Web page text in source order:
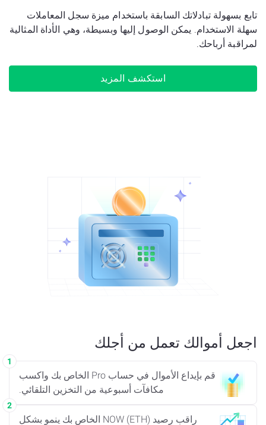
تابع بسهولة تبادلاتك السابقة باستخدام ميزة سجل المعاملات
سهلة الاستخدام. يمكن الوصول إليها وبسيطة، وهي الأداة المثالية
لمراقبة أرباحك.
استكشف المزيد
اجعل أموالك تعمل من أجلك
1
قم بإيداع الأموال في حساب Pro الخاص بك واكسب
مكافآت أسبوعية من التخزين التلقائي.
2
راقب رصيد NOW (ETH) الخاص بك ينمو بشكل